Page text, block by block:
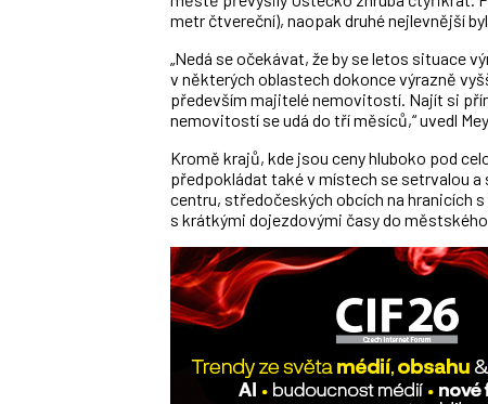
metr čtvereční), naopak druhé nejlevnější
„Nedá se očekávat, že by se letos situace
v některých oblastech dokonce výrazně
především majitelé nemovitostí. Najít si
nemovitostí se udá do tří měsíců,“ uvedl
Kromě krajů, kde jsou ceny hluboko pod
předpokládat také v místech se setrvalou
centru, středočeských obcích na hranicích
s krátkými dojezdovými časy do městského